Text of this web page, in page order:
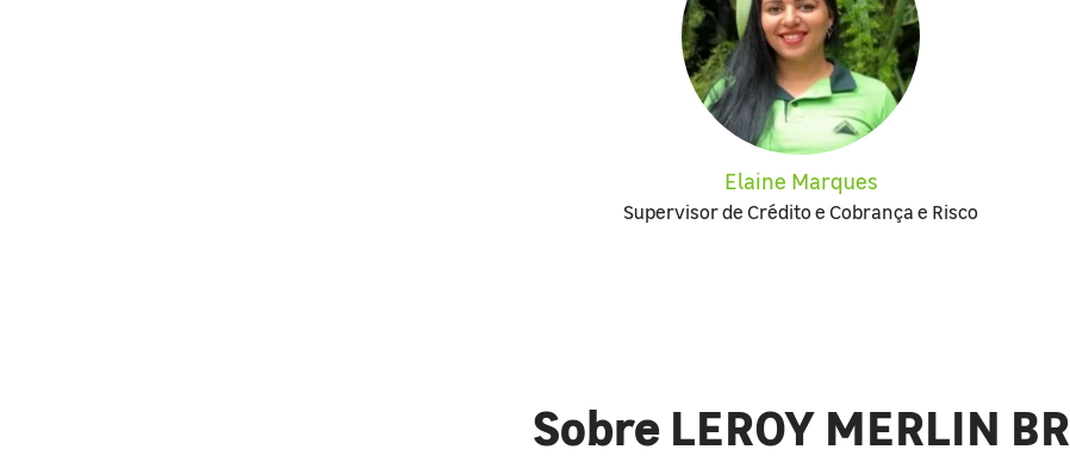
Elaine Marques
Supervisor de Crédito e Cobrança e Risco
Sobre LEROY MERLIN BR